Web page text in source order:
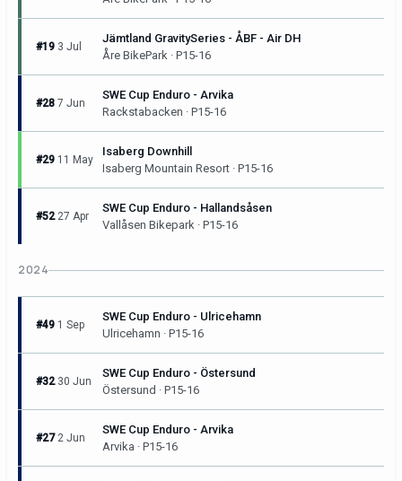
#19 3 Jul
Jämtland GravitySeries - ÅBF - Air DH
Åre BikePark · P15-16
#28 7 Jun
SWE Cup Enduro - Arvika
Rackstabacken · P15-16
#29 11 May
Isaberg Downhill
Isaberg Mountain Resort · P15-16
#52 27 Apr
SWE Cup Enduro - Hallandsåsen
Vallåsen Bikepark · P15-16
2024
#49 1 Sep
SWE Cup Enduro - Ulricehamn
Ulricehamn · P15-16
#32 30 Jun
SWE Cup Enduro - Östersund
Östersund · P15-16
#27 2 Jun
SWE Cup Enduro - Arvika
Arvika · P15-16